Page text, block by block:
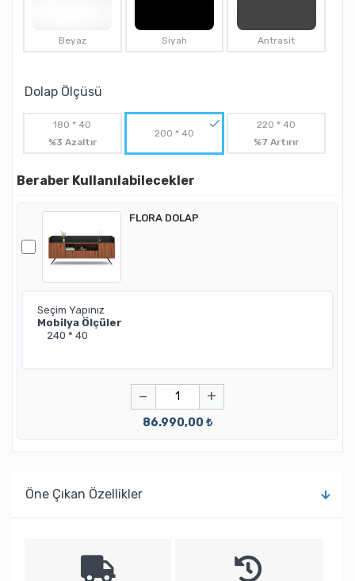
Beyaz Siyah Antrasit
Dolap Ölçüsü
180 * 40
%3 Azaltır
200 * 40
220 * 40
%7 Artırır
Beraber Kullanılabilecekler
FLORA DOLAP
− +
86.990,00 ₺
Öne Çıkan Özellikler